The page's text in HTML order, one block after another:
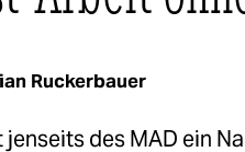
Ruckerbauer
des MAD ein